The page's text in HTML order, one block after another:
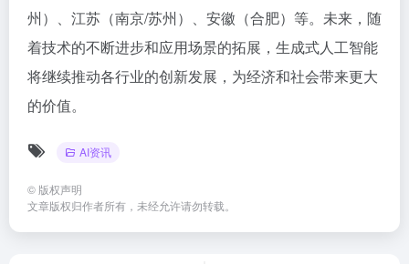
州）、江苏（南京/苏州）、安徽（合肥）等。未来，随
着技术的不断进步和应用场景的拓展，生成式人工智能
将继续推动各行业的创新发展，为经济和社会带来更大
的价值。
AI资讯
© 版权声明
文章版权归作者所有，未经允许请勿转载。